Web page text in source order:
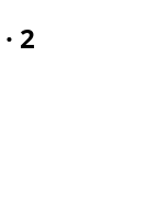
· 2